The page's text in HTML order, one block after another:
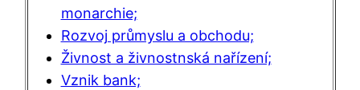
monarchie;
Rozvoj průmyslu a obchodu;
Živnost a živnostnská nařízení;
Vznik bank;